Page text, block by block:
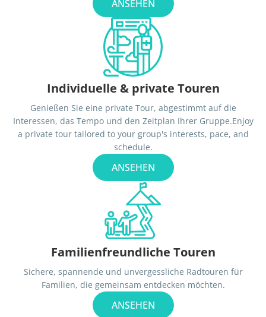
ANSEHEN
Individuelle & private Touren
Genießen Sie eine private Tour, abgestimmt auf die
Interessen, das Tempo und den Zeitplan Ihrer Gruppe.Enjoy
a private tour tailored to your group's interests, pace, and
schedule.
ANSEHEN
Familienfreundliche Touren
Sichere, spannende und unvergessliche Radtouren für
Familien, die gemeinsam entdecken möchten.
ANSEHEN